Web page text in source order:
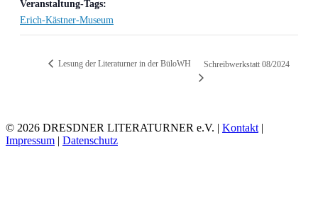
Veranstaltung-Tags:
Erich-Kästner-Museum
Lesung der Literaturner in der BüloWH Schreibwerkstatt 08/2024
© 2026 DRESDNER LITERATURNER e.V. | Kontakt |
Impressum | Datenschutz